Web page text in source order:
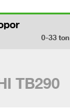
0-33ton
TB290